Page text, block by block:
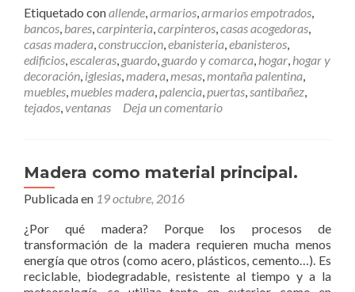
e
t
s
d
e
m
a
a
e
r
m
á
s
N
u
r
o
L
m
a
,
n
Etiquetado conallende,armarios,armarios empotrados,
bancos, bares,carpinteria,carpinteros,casas acogedoras,
casas madera,construccion,ebanisteria,ebanisteros,
edificios,escaleras, guardo, guardo y comarca, hogar, hogar y
decoración, iglesias,madera,mesas,montaña palentina,
muebles,muebles madera,palencia,puertas,santibañez,
tejados,ventanas Deja un comentario
Madera como material principal.
Publicada en 19 octubre, 2016
¿Por qué madera? Porque los procesos de
transformación de la madera requieren mucha menos
energía que otros (como acero, plásticos, cemento…). Es
reciclable, biodegradable, resistente al tiempo y a la